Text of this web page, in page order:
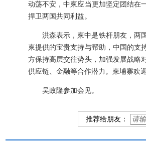
动荡不安，中柬应当更加坚定团结在
捍卫两国共同利益。
洪森表示，柬中是铁杆朋友，两
柬提供的宝贵支持与帮助，中国的支
方保持高层交往势头，加强发展战略
供应链、金融等合作潜力。柬埔寨欢
吴政隆参加会见。
推荐给朋友：